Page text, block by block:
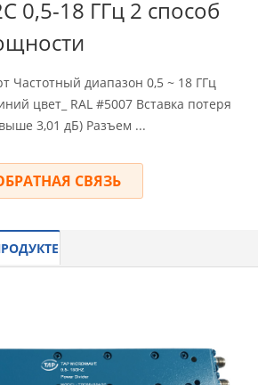
0,5-18 ГГц 2 способ
Частотный диапазон 0,5 ~ 18 ГГц
цвет_ RAL #5007 Вставка потеря
3,01 дБ) Разъем ...
СВЯЗЬ